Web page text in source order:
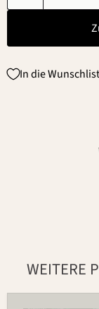
In die
WEITERE